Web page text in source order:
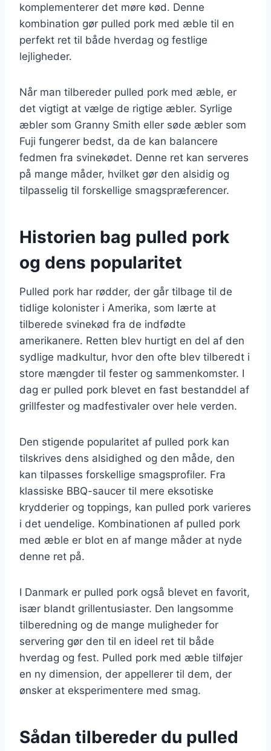
komplementerer det møre kød. Denne
kombination gør pulled pork med æble til en
perfekt ret til både hverdag og festlige
lejligheder.
Når man tilbereder pulled pork med æble, er
det vigtigt at vælge de rigtige æbler. Syrlige
æbler som Granny Smith eller søde æbler som
Fuji fungerer bedst, da de kan balancere
fedmen fra svinekødet. Denne ret kan serveres
på mange måder, hvilket gør den alsidig og
tilpasselig til forskellige smagspræferencer.
Historien bag pulled pork
og dens popularitet
Pulled pork har rødder, der går tilbage til de
tidlige kolonister i Amerika, som lærte at
tilberede svinekød fra de indfødte
amerikanere. Retten blev hurtigt en del af den
sydlige madkultur, hvor den ofte blev tilberedt i
store mængder til fester og sammenkomster. I
dag er pulled pork blevet en fast bestanddel af
grillfester og madfestivaler over hele verden.
Den stigende popularitet af pulled pork kan
tilskrives dens alsidighed og den måde, den
kan tilpasses forskellige smagsprofiler. Fra
klassiske BBQ-saucer til mere eksotiske
krydderier og toppings, kan pulled pork varieres
i det uendelige. Kombinationen af pulled pork
med æble er blot en af mange måder at nyde
denne ret på.
I Danmark er pulled pork også blevet en favorit,
især blandt grillentusiaster. Den langsomme
tilberedning og de mange muligheder for
servering gør den til en ideel ret til både
hverdag og fest. Pulled pork med æble tilføjer
en ny dimension, der appellerer til dem, der
ønsker at eksperimentere med smag.
Sådan tilbereder du pulled